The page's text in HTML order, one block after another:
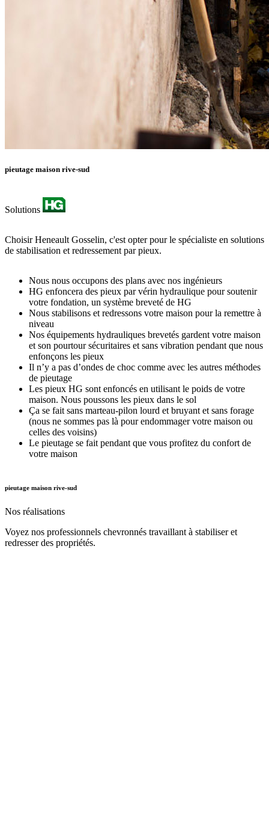
pieutage maison rive-sud
Solutions
Choisir Heneault Gosselin, c'est opter pour le spécialiste en solutions
de stabilisation et redressement par pieux.
Nous nous occupons des plans avec nos ingénieurs
HG enfoncera des pieux par vérin hydraulique pour soutenir
votre fondation, un système breveté de HG
Nous stabilisons et redressons votre maison pour la remettre à
niveau
Nos équipements hydrauliques brevetés gardent votre maison
et son pourtour sécuritaires et sans vibration pendant que nous
enfonçons les pieux
Il n’y a pas d’ondes de choc comme avec les autres méthodes
de pieutage
Les pieux HG sont enfoncés en utilisant le poids de votre
maison. Nous poussons les pieux dans le sol
Ça se fait sans marteau-pilon lourd et bruyant et sans forage
(nous ne sommes pas là pour endommager votre maison ou
celles des voisins)
Le pieutage se fait pendant que vous profitez du confort de
votre maison
pieutage maison rive-sud
Nos réalisations
Voyez nos professionnels chevronnés travaillant à stabiliser et
redresser des propriétés.